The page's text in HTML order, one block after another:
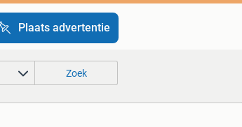
Plaats advertentie
Zoek